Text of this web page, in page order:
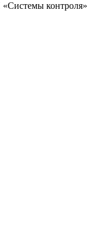
контроля»